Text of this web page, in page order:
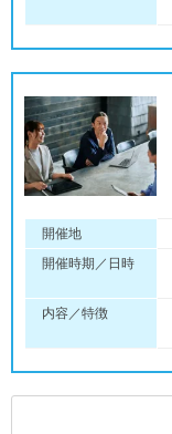
開催地
開催時期／日時
内容／特徴